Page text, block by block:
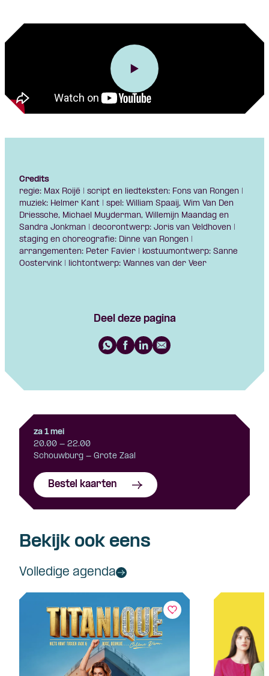
Credits
regie: Max Roijé | script en liedteksten: Fons van Rongen |
muziek: Helmer Kant | spel: William Spaaij, Wim Van Den
Driessche, Michael Muyderman, Willemijn Maandag en
Sandra Jonkman | decorontwerp: Joris van Veldhoven |
staging en choreografie: Dinne van Rongen |
arrangementen: Peter Favier | kostuumontwerp: Sanne
Oostervink | lichtontwerp: Wannes van der Veer
Deel deze pagina
za 1 mei
20.00 - 22.00
Schouwburg - Grote Zaal
Bestel kaarten
Bekijk ook eens
Volledige agenda